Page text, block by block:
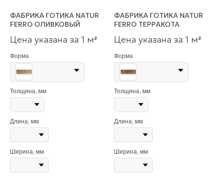
ФАБРИКА ГОТИКА NATUR
FERRO ОЛИВКОВЫЙ
Цена указана за 1 м²
Форма
Толщина, мм
Длина, мм
Ширина, мм
ФАБРИКА ГОТИКА NATUR
FERRO ТЕРРАКОТА
Цена указана за 1 м²
Форма
Толщина, мм
Длина, мм
Ширина, мм